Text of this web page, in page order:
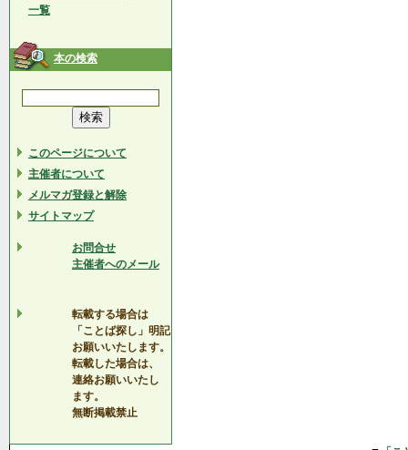
一覧
本の検索
このページについて
主催者について
メルマガ登録と解除
サイトマップ
お問合せ
主催者へのメール
転載する場合は
「ことば探し」明記
お願いいたします。
転載した場合は、
連絡お願いいたし
ます。
無断掲載禁止